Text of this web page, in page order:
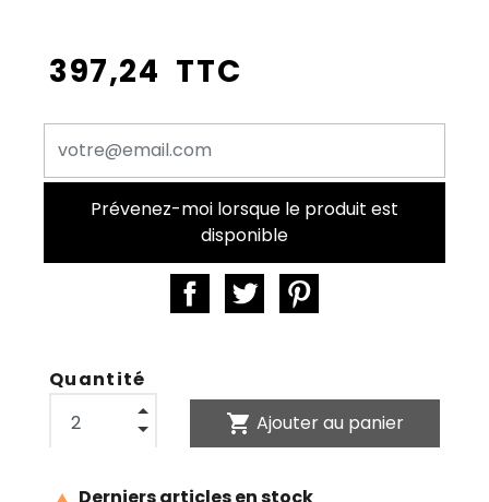
397,24 TTC
Prévenez-moi lorsque le produit est
disponible
Quantité
shopping_cart Ajouter au panier